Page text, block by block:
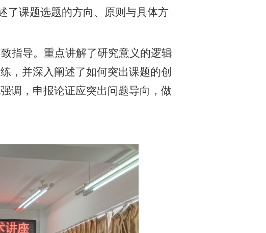
了课题选题的方向、原则与具体方
指导。重点讲解了研究意义的逻辑
，并深入阐述了如何突出课题的创
调，申报论证应突出问题导向，做